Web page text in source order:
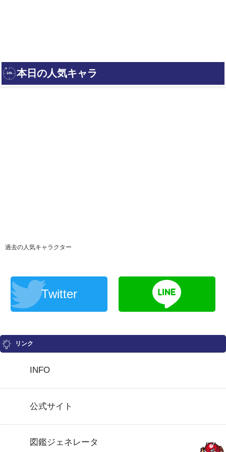
過去の人気キャラクター
Twitter
リンク
INFO
公式サイト
図鑑ジェネレータ